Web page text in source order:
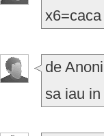
x6=caca
de
sa iau